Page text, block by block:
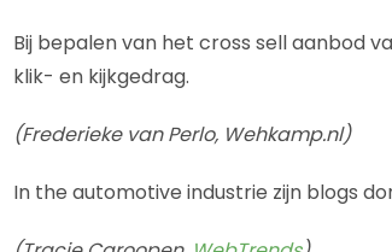
Bij bepalen van het cross sell aanbod
klik- en kijkgedrag.
(Frederieke van Perlo, Wehkamp.nl)
In the automotive industrie zijn blogs